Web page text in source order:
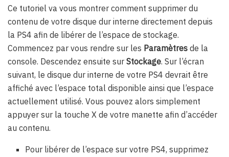
Ce tutoriel va vous montrer comment supprimer du
contenu de votre disque dur interne directement depuis
la PS4 afin de libérer de l’espace de stockage.
Commencez par vous rendre sur les Paramètres de la
console. Descendez ensuite sur Stockage. Sur l’écran
suivant, le disque dur interne de votre PS4 devrait être
affiché avec l’espace total disponible ainsi que l’espace
actuellement utilisé. Vous pouvez alors simplement
appuyer sur la touche X de votre manette afin d’accéder
au contenu.
Pour libérer de l’espace sur votre PS4, supprimez